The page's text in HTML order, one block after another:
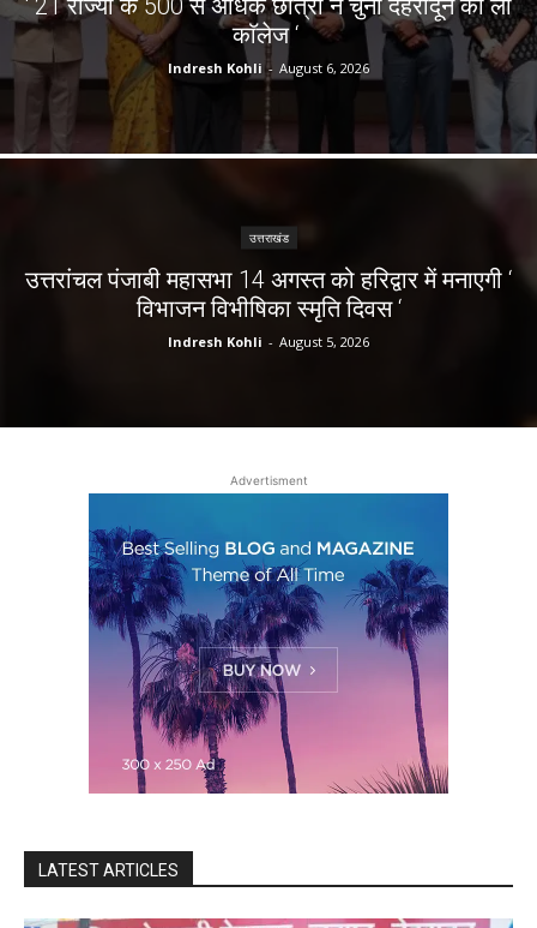
काॅलेज ‘
Indresh Kohli - August 6, 2026
उत्तराखंड
उत्तरांचल पंजाबी महासभा 14 अगस्त को हरिद्वार में मनाएगी ‘
विभाजन विभीषिका स्मृति दिवस ‘
Indresh Kohli - August 5, 2026
Advertisment
LATEST ARTICLES